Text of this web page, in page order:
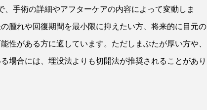
、手術の詳細やアフターケアの内容によって変動しま
腫れや回復期間を最小限に抑えたい方、将来的に目元の
性がある方に適しています。ただしまぶたが厚い方や、
場合には、埋没法よりも切開法が推奨されることがあり